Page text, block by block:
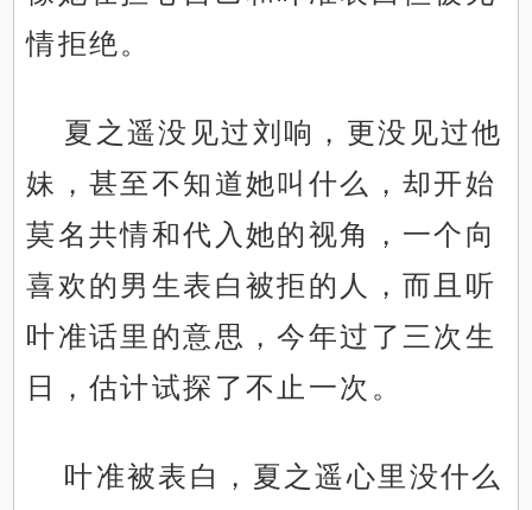
情拒绝。
夏之遥没见过刘响，更没见过他
妹，甚至不知道她叫什么，却开始
莫名共情和代入她的视角，一个向
喜欢的男生表白被拒的人，而且听
叶准话里的意思，今年过了三次生
日，估计试探了不止一次。
叶准被表白，夏之遥心里没什么